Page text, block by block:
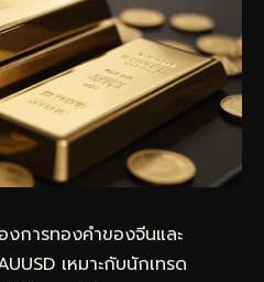
งการทองคำของจีนและ
เหมาะกับนักเทรด